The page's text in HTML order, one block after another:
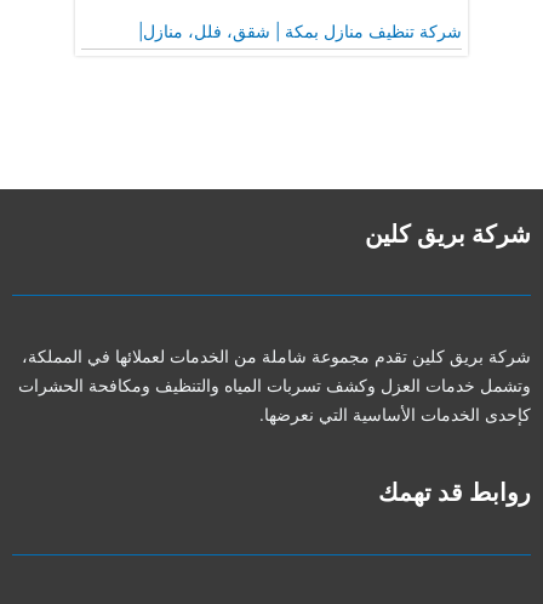
شركة تنظيف منازل بمكة | شقق، فلل، منازل|
شركة بريق كلين
شركة بريق كلين تقدم مجموعة شاملة من الخدمات لعملائها في المملكة،
وتشمل خدمات العزل وكشف تسربات المياه والتنظيف ومكافحة الحشرات
كإحدى الخدمات الأساسية التي نعرضها.
روابط قد تهمك